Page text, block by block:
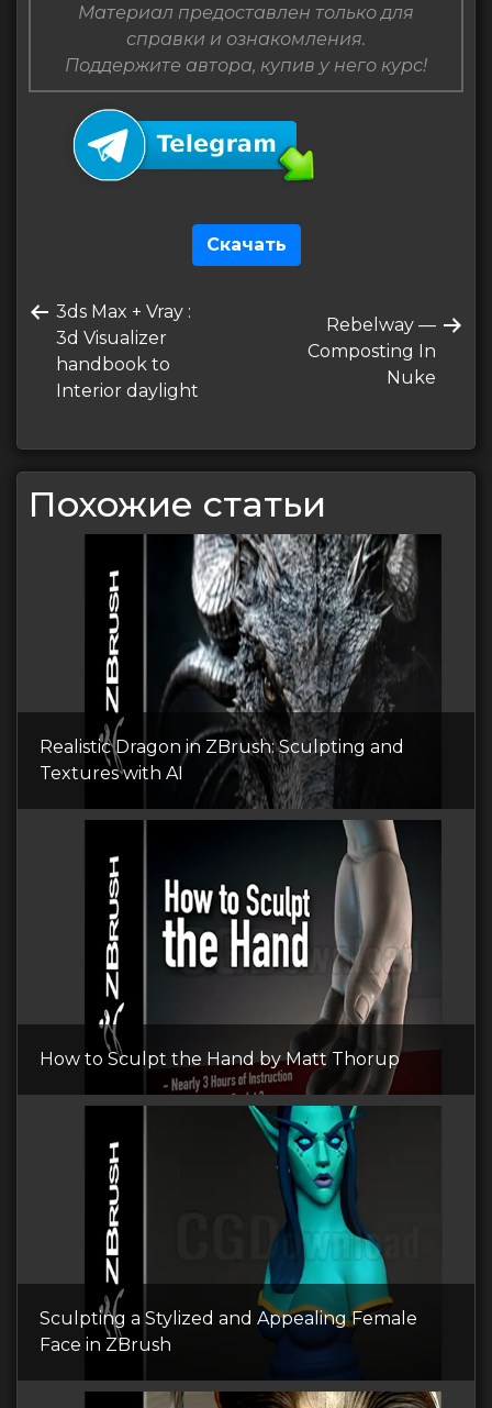
Материал предоставлен только для
справки и ознакомления.
Поддержите автора, купив у него курс!
Скачать
по
записям
Предыдущая
запись
3ds Max + Vray :
3d Visualizer
handbook to
Interior daylight
Следующая
запись
Rebelway —
Composting In
Nuke
Похожие статьи
Realistic Dragon in ZBrush: Sculpting and
Textures with AI
How to Sculpt the Hand by Matt Thorup
Sculpting a Stylized and Appealing Female
Face in ZBrush